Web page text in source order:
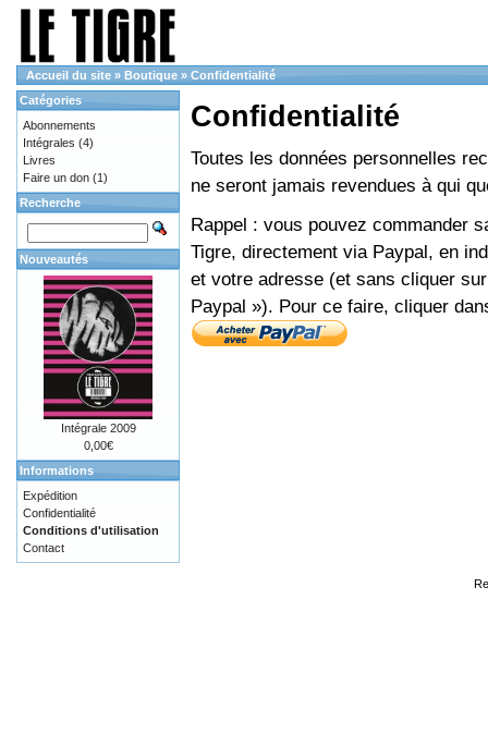
Accueil du site » Boutique » Confidentialité
Confidentialité
Toutes les données personnelles
ne seront jamais revendues à qui
Rappel : vous pouvez commander
Tigre, directement via Paypal, en
et votre adresse (et sans cliquer
Paypal »). Pour ce faire, cliquer
Catégories
Abonnements
Intégrales (4)
Livres
Faire un don (1)
Recherche
Nouveautés
Intégrale 2009
0,00€
Informations
Expédition
Confidentialité
Conditions d'utilisation
Contact